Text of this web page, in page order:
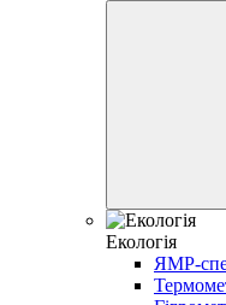
Екологія
ЯМР-